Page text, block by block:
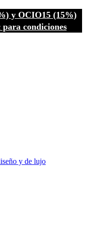
y OCIO15 (15%)
para condiciones